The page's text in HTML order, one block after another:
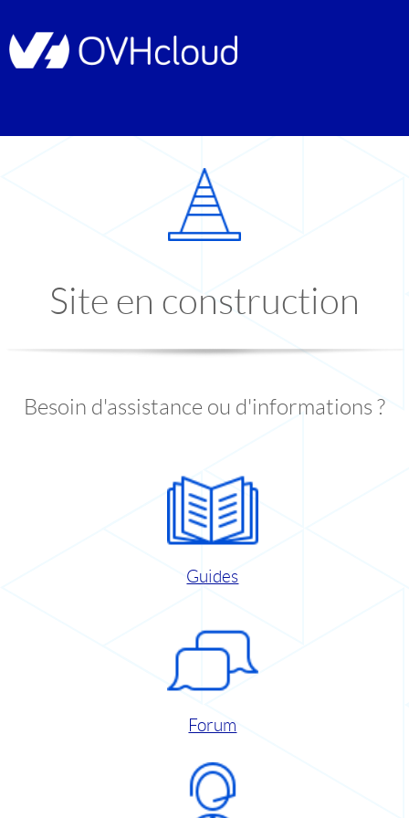
Site en construction
Besoin d'assistance ou d'informations ?
Guides
Forum